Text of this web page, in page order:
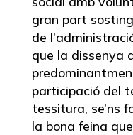
gran part
de
que la dissenya
participació del
tessitura, se’ns
la bona feina